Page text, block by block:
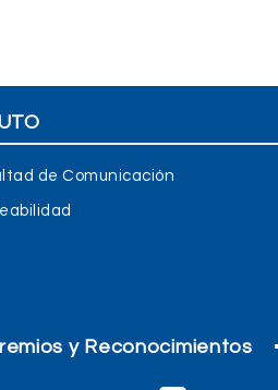
de Comunicación
y Reconocimientos